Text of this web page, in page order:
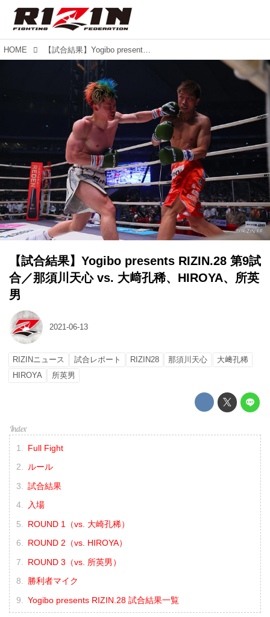
HOME 【試合結果】Yogibo presents RIZIN.28 第9試合／那須川天心 vs. 大﨑孔稀、HIROYA、所英男
【試合結果】Yogibo presents RIZIN.28 第9試
合／那須川天心 vs. 大﨑孔稀、HIROYA、所英
男
2021-06-13
RIZINニュース 試合レポート RIZIN28 那須川天心
大﨑孔稀
HIROYA
所英男
Full Fight
ルール
試合結果
入場
ROUND 1（vs. 大崎孔稀）
ROUND 2（vs. HIROYA）
ROUND 3（vs. 所英男）
勝利者マイク
Yogibo presents RIZIN.28 試合結果一覧